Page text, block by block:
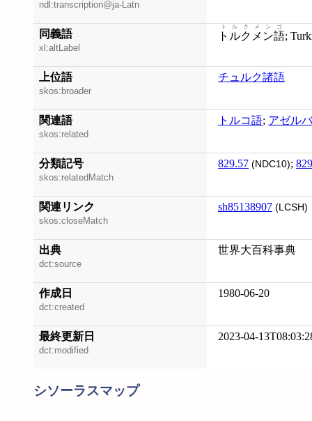
ndl:transcription@ja-Latn
同義語
xl:altLabel
トルクメン語
トルクメンゴ
;
上位語
skos:broader
チュルク諸語
関連語
skos:related
トルコ語; アゼル
分類記号
skos:relatedMatch
829.57 (NDC10);
関連リンク
skos:closeMatch
sh85138907 (LCSH)
出典
dct:source
世界大百科事典
作成日
dct:created
1980-06-20
最終更新日
dct:modified
2023-04-
シソーラスマップ